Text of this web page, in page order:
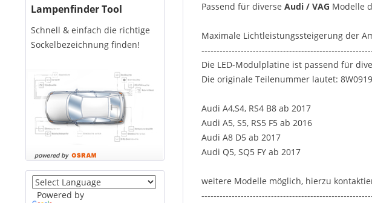
Lampenfinder Tool
Schnell & einfach die richtige
Sockelbezeichnung finden!
Powered by
Passend für diverse Audi / VAG Modelle
Maximale Lichtleistungssteigerung der
Die LED-Modulplatine ist passend für
Die originale Teilenummer lautet:
Audi A4,S4, RS4 B8 ab 2017
Audi A5, S5, RS5 F5 ab 2016
Audi A8 D5 ab 2017
Audi Q5, SQ5 FY ab 2017
weitere Modelle möglich, hierzu